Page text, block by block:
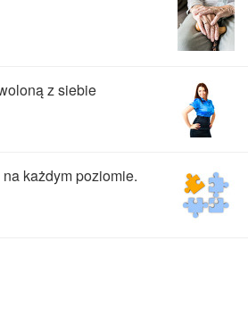
z siebie
każdym poziomie.